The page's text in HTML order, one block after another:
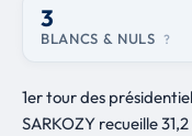
3
BLANCS & NULS ?
1er tour des
SARKOZY recueille